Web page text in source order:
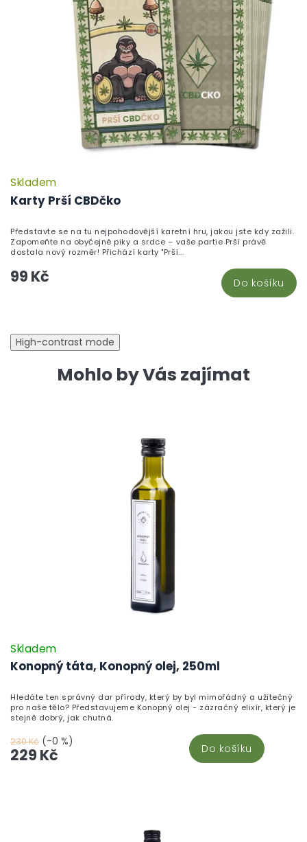
Karty Prší CBDčko
Skladem
99 Kč Do košíku
Představte se na tu nejpohodovější karetní hru, jakou jste kdy zažili.
Zapomeňte na obyčejné piky a srdce – vaše partie Prší právě
dostala nový rozměr! Přichází karty "Prší...
High-contrast mode
Mohlo by Vás zajímat
Konopný táta, Konopný olej, 250ml
Skladem
230 Kč (-0 %)
229 Kč Do košíku
Hledáte ten správný dar přírody, který by byl mimořádný a užitečný
pro naše tělo? Představujeme Konopný olej - zázračný elixír, který je
stejně dobrý, jak chutná.